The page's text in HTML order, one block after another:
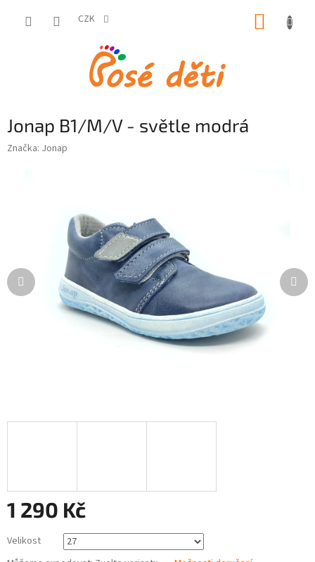
CZK
Jonap B1/M/V - světle modrá
Značka: Jonap
1 290 Kč
cena:
Velikost